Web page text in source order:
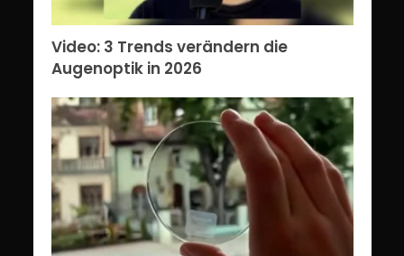
Video: 3 Trends verändern die
Augenoptik in 2026